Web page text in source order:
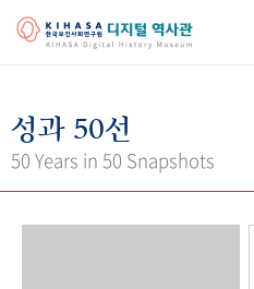
걸어온 길 기관 변천사
키워드로 보는 연
성과 50선
50 Years in 50 Snapshots